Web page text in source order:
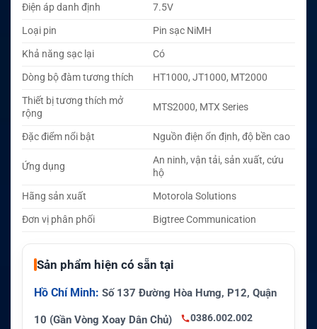
Điện áp danh định
7.5V
Loại pin
Pin sạc NiMH
Khả năng sạc lại
Có
Dòng bộ đàm tương thích
HT1000, JT1000, MT2000
Thiết bị tương thích mở
rộng
MTS2000, MTX Series
Đặc điểm nổi bật Nguồn điện ổn định, độ bền cao
Ứng dụng
An ninh, vận tải, sản xuất, cứu
hộ
Hãng sản xuất
Motorola Solutions
Đơn vị phân phối
Bigtree Communication
Sản phẩm hiện có sẵn tại
Hồ Chí Minh: Số 137 Đường Hòa Hưng, P12, Quận
10 (Gần Vòng Xoay Dân Chủ) 0386.002.002